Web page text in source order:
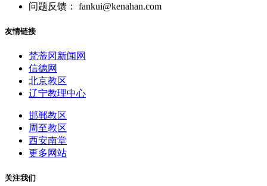
问题反馈： fankui@kenahan.com
友情链接
梵蒂冈新闻网
信德网
北京教区
辽宁教理中心
邯郸教区
周至教区
西安南堂
更多网站
关注我们